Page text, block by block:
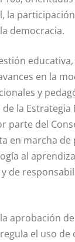
la
democracia.
en la
y
la Estrategia
parte del
en marcha
al
de
aprobación
el uso de